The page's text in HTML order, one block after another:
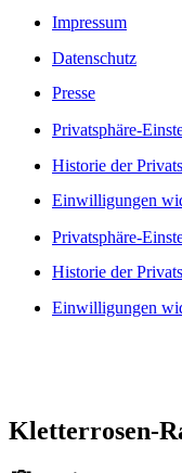
Impressum
Datenschutz
Presse
Privatsphäre-
Historie der
Einwilligungen
Privatsphäre-
Historie der
Einwilligungen
Kletterrosen-